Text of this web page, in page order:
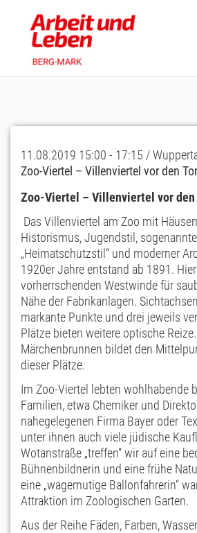
content
11.08.2019 15:00 - 17:15 /
Zoo-Viertel – Villenviertel vor den
Zoo-Viertel – Villenviertel vor den
Das Villenviertel am Zoo mit
Historismus, Jugendstil,
„Heimatschutzstil“ und moderner
1920er Jahre entstand ab 1891.
vorherrschenden Westwinde für
Nähe der Fabrikanlagen.
markante Punkte und drei jeweils
Plätze bieten weitere optische
Märchenbrunnen bildet den
dieser Plätze.
Im Zoo-Viertel lebten wohlhabende
Familien, etwa Chemiker und
nahegelegenen Firma Bayer oder
unter ihnen auch viele jüdische
Wotanstraße „treffen“ wir auf eine
Bühnenbildnerin und eine frühe
eine „wagemutige Ballonfahrerin“
Attraktion im Zoologischen Garten.
Aus der Reihe Fäden, Farben,